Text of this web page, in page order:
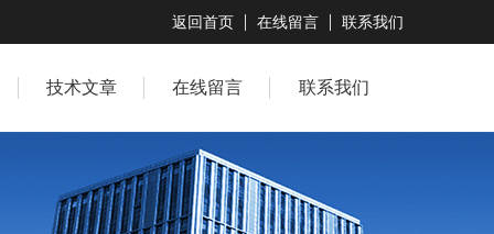
返回首页 在线留言 联系我们
技术文章 在线留言 联系我们